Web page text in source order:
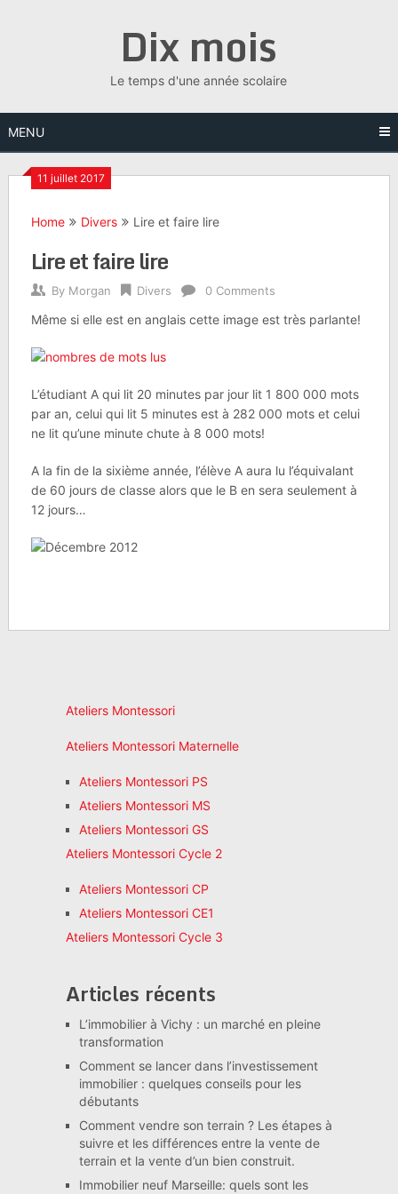
Dix mois
Le temps d'une année scolaire
MENU
11 juillet 2017
Home Divers Lire et faire lire
Lire et faire lire
By Morgan Divers 0 Comments
Même si elle est en anglais cette image est très parlante!
L’étudiant A qui lit 20 minutes par jour lit 1 800 000 mots
par an, celui qui lit 5 minutes est à 282 000 mots et celui
ne lit qu’une minute chute à 8 000 mots!
A la fin de la sixième année, l’élève A aura lu l’équivalant
de 60 jours de classe alors que le B en sera seulement à
12 jours…
Ateliers Montessori
Ateliers Montessori Maternelle
Ateliers Montessori PS
Ateliers Montessori MS
Ateliers Montessori GS
Ateliers Montessori Cycle 2
Ateliers Montessori CP
Ateliers Montessori CE1
Ateliers Montessori Cycle 3
Articles récents
L’immobilier à Vichy : un marché en pleine
transformation
Comment se lancer dans l’investissement
immobilier : quelques conseils pour les
débutants
Comment vendre son terrain ? Les étapes à
suivre et les différences entre la vente de
terrain et la vente d’un bien construit.
Immobilier neuf Marseille: quels sont les